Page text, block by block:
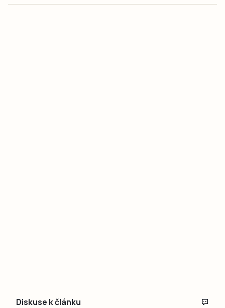
Diskuse k článku